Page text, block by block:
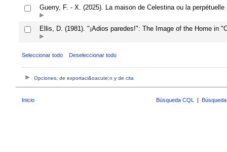
Guerry, F. - X. (2025). La maison de Celestina ou la
Ellis, D. (1981). "¡Adios paredes!": The Image of the Home in
Seleccionar todo Deseleccionar todo
Opciones, de exportaci&oacute;n y de cita
Inicio Búsqueda CQL |